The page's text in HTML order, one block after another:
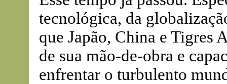
tecnológica, da
que Japão, China e Tigres
de sua mão-de-obra e
enfrentar o turbulento